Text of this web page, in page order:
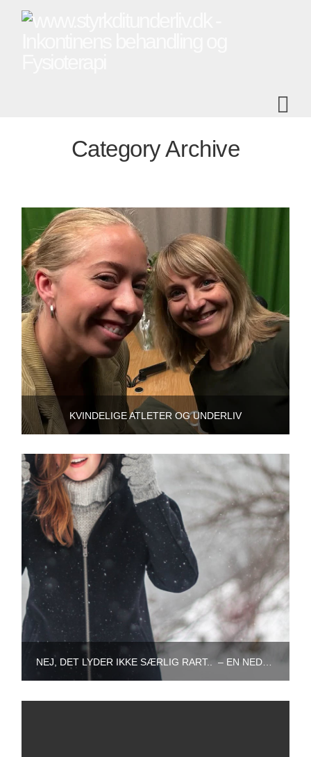
Category Archive
KVINDELIGE ATLETER OG UNDERLIV
NEJ, DET LYDER IKKE SÆRLIG RART.. – EN NEDSUNKEN BLÆRE! “HÆNGER DEN SÅ UD AF SKEDEN?”